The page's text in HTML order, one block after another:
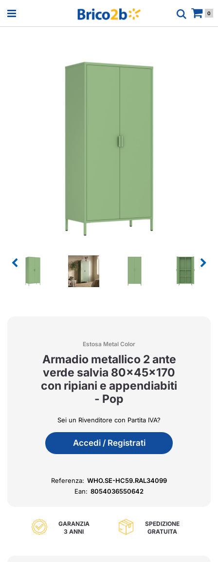
Open menu 0
Estosa Metal Color
Armadio metallico 2 ante
verde salvia 80x45x170
con ripiani e appendiabiti
- Pop
Sei un Rivenditore con Partita IVA?
Accedi / Registrati
Referenza: WHO.SE-HC59.RAL34099
Ean: 8054036550642
GARANZIA
3 ANNI
SPEDIZIONE
GRATUITA